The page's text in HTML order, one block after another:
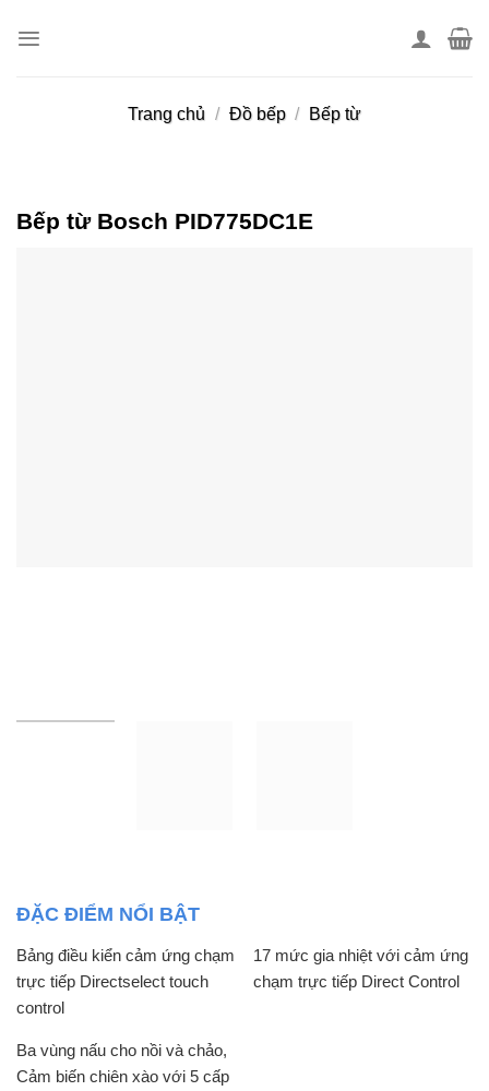
Trang chủ / Đồ bếp / Bếp từ
Bếp từ Bosch PID775DC1E
ĐẶC ĐIỂM NỔI BẬT
Bảng điều kiển cảm ứng chạm
trực tiếp Directselect touch
control
17 mức gia nhiệt với cảm ứng
chạm trực tiếp Direct Control
Ba vùng nấu cho nồi và chảo,
Cảm biến chiên xào với 5 cấp